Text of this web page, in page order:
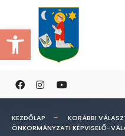
Eszköztár megnyitása
to
content
KEZDŐLAP KORÁBBI
ÖNKORMÁNYZATI KÉPVISELŐ-
Search